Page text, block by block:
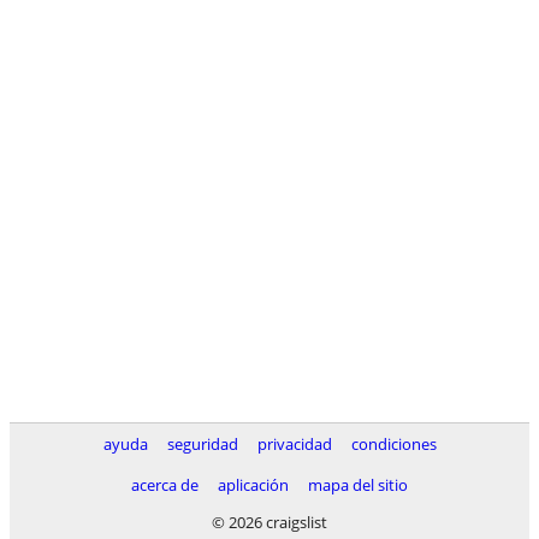
ayuda seguridad privacidad
condiciones
acerca de
aplicación
mapa del sitio
© 2026 craigslist